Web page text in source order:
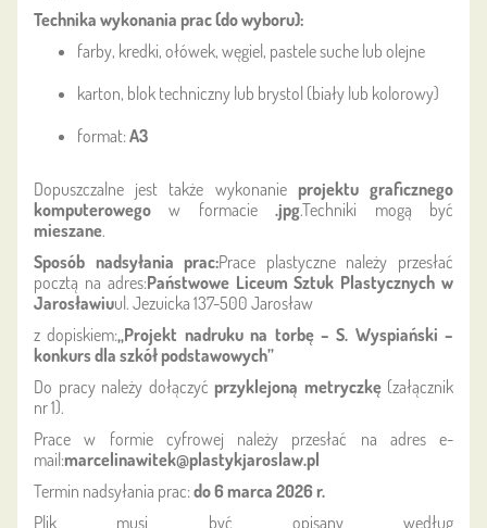
Technika wykonania prac (do wyboru):
farby, kredki, ołówek, węgiel, pastele suche lub olejne
karton, blok techniczny lub brystol (biały lub kolorowy)
format:A3
Dopuszczalne jest także wykonanie projektu graficznego
komputerowego w formacie.jpg.Techniki mogą być
mieszane.
Sposób nadsyłania prac:Prace plastyczne należy przesłać
pocztą na adres:Państwowe Liceum Sztuk Plastycznych w
Jarosławiuul. Jezuicka 137-500 Jarosław
z dopiskiem:„Projekt nadruku na torbę – S. Wyspiański –
konkurs dla szkół podstawowych”
Do pracy należy dołączyć przyklejoną metryczkę(załącznik
nr 1).
Prace w formie cyfrowej należy przesłać na adres e-
mail:marcelinawitek@plastykjaroslaw.pl
Termin nadsyłania prac:do 6 marca 2026 r.
Plik musi być opisany według